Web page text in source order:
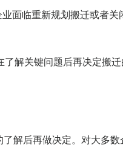
面临重新规划搬迁或者关
解关键问题后再决定搬
解后再做决定。对大多数